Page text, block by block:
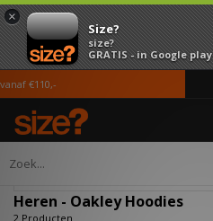
×
Size?
size?
GRATIS - in Google play
€110,-
Home Heren
Heren - Oakley Hoodies
2 Producten